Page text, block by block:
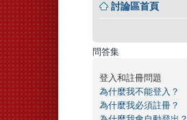
討論區首頁
問答集
登入和註冊問題
為什麼我不能登入？
為什麼我必須註冊？